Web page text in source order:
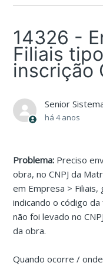
14326 -
Filiais
inscrição
Senior
há 4 anos
Problema: Preciso
obra, no CNPJ da
em Empresa > Filiais,
indicando o código
não foi levado no
da obra.
Quando ocorre /